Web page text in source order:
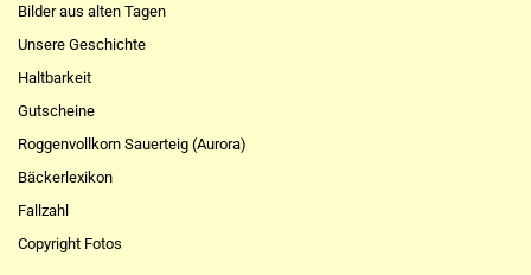
Bilder aus alten Tagen
Unsere Geschichte
Haltbarkeit
Gutscheine
Roggenvollkorn Sauerteig (Aurora)
Bäckerlexikon
Fallzahl
Copyright Fotos